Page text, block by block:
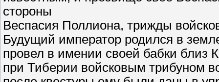
стороны
Веспасия Поллиона, трижды
Будущий император родился в
провел в имении своей бабки
при Тиберии войсковым трибуном